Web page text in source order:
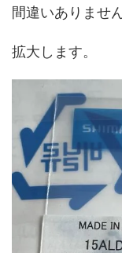
間違いありません
拡大します。